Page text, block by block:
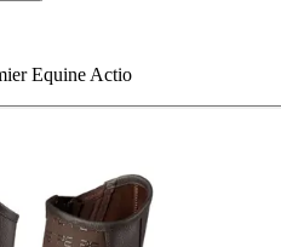
Equine Actio